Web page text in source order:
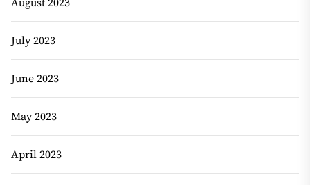
August 2023
July 2023
June 2023
May 2023
April 2023